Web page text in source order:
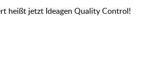
heißt jetzt Ideagen Quality Control!